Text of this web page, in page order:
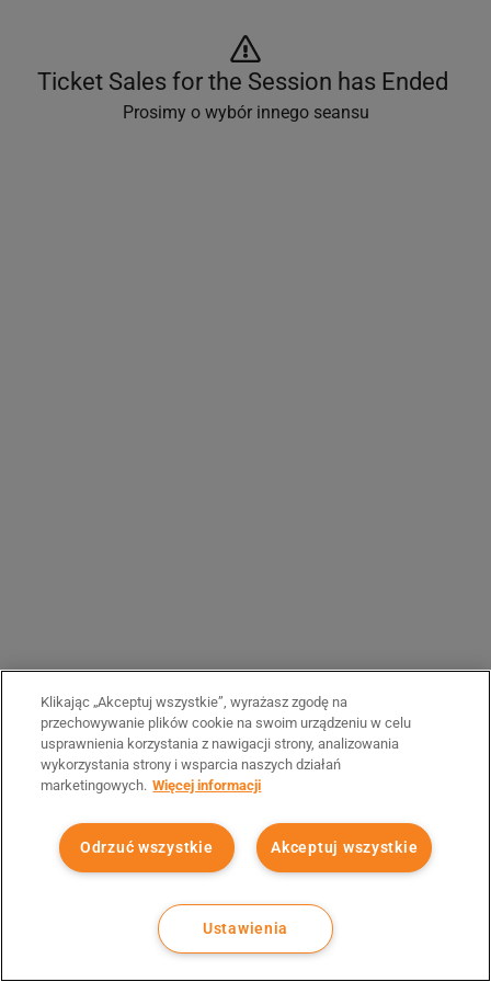
Ticket Sales for the Session has Ended
Prosimy o wybór innego seansu
Klikając „Akceptuj wszystkie”, wyrażasz zgodę na
przechowywanie plików cookie na swoim urządzeniu w celu
usprawnienia korzystania z nawigacji strony, analizowania
wykorzystania strony i wsparcia naszych działań
marketingowych. Więcej informacji
Akceptuj wszystkie
Odrzuć wszystkie
Ustawienia